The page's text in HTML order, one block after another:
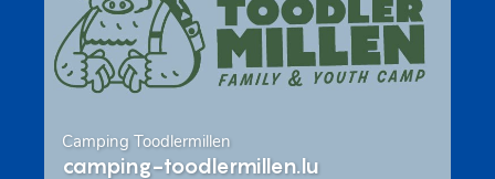
Camping Toodlermillen
camping-toodlermillen.lu